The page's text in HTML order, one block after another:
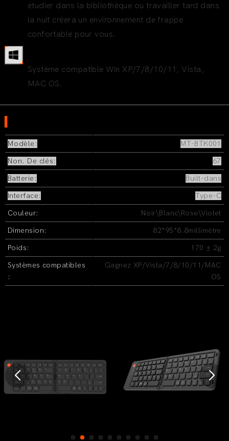
étudier dans la bibliothèque ou travailler tard dans
la nuit créera un environnement de frappe
confortable pour vous.
Système compatible Win XP/7/8/10/11, Vista,
MAC OS.
Modèle:
MT-BTK001
Non. De clés:
67
Batterie:
Built-dans
Interface:
Type-C
Couleur:
Noir\Blanc\Rose\Violet
Dimension:
82*95*8.8millimètre
Poids:
170 ± 2g
Systèmes compatibles
:
Gagnez XP/Vista/7/8/10/11/MAC
OS